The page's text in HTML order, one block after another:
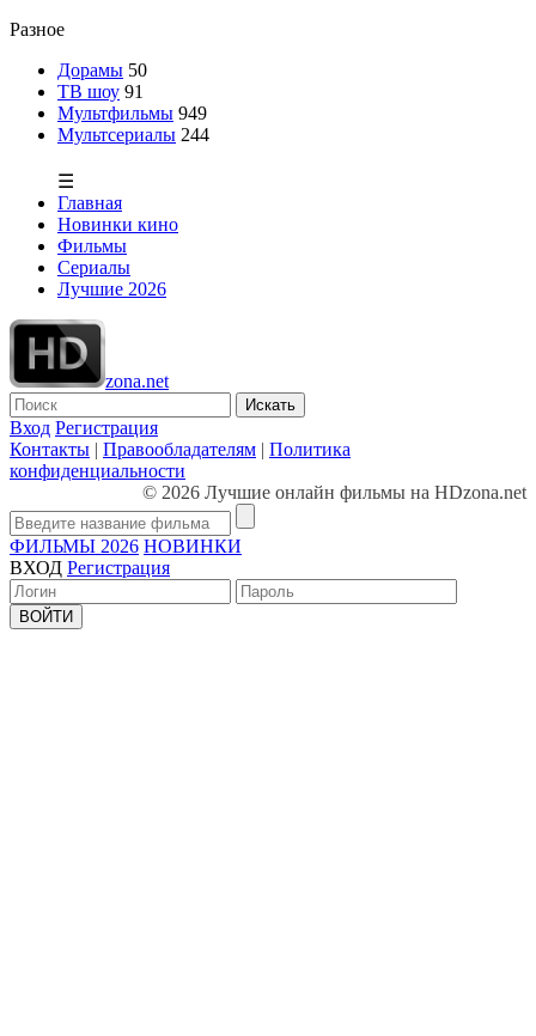
Разное
Дорамы 50
ТВ шоу 91
Мультфильмы 949
Мультсериалы 244
☰
Главная
Новинки кино
Фильмы
Сериалы
Лучшие 2026
zona.net
Искать
Вход Регистрация
Контакты | Правообладателям | Политика
конфиденциальности
© 2026 Лучшие онлайн фильмы на HDzona.net
ФИЛЬМЫ 2026 НОВИНКИ
ВХОД Регистрация